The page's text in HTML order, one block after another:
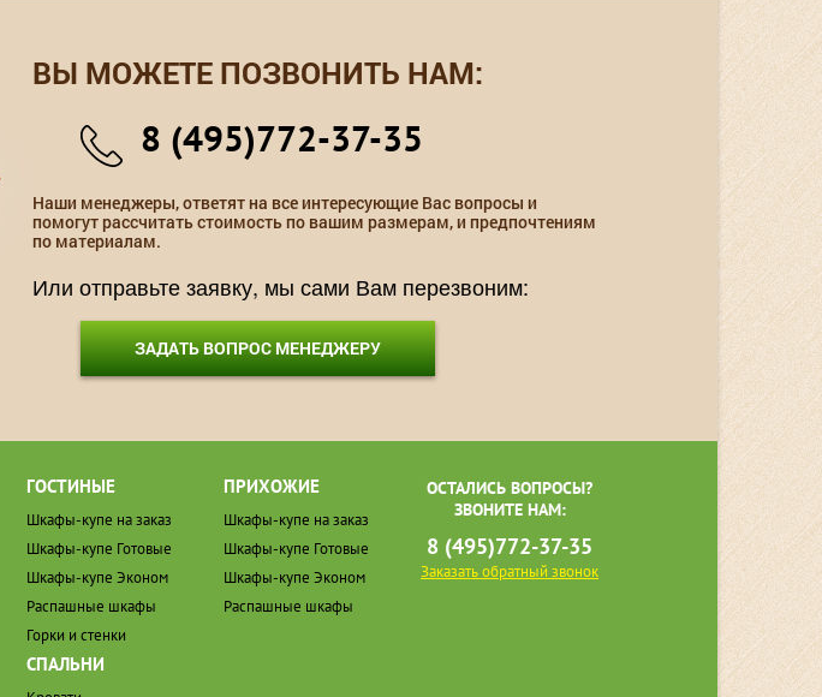
ВЫ МОЖЕТЕ ПОЗВОНИТЬ НАМ:
8 (495)772-37-35
Наши менеджеры, ответят на все интересующие Вас вопросы и
помогут рассчитать стоимость по вашим размерам, и предпочтениям
по материалам.
Или отправьте заявку, мы сами Вам перезвоним:
ЗАДАТЬ ВОПРОС МЕНЕДЖЕРУ
ГОСТИНЫЕ
Шкафы-купе на заказ
Шкафы-купе Готовые
Шкафы-купе Эконом
Распашные шкафы
Горки и стенки
СПАЛЬНИ
ПРИХОЖИЕ
Шкафы-купе на заказ
Шкафы-купе Готовые
Шкафы-купе Эконом
Распашные шкафы
ОСТАЛИСЬ ВОПРОСЫ?
ЗВОНИТЕ НАМ:
8 (495)772-37-35
Заказать обратный звонок